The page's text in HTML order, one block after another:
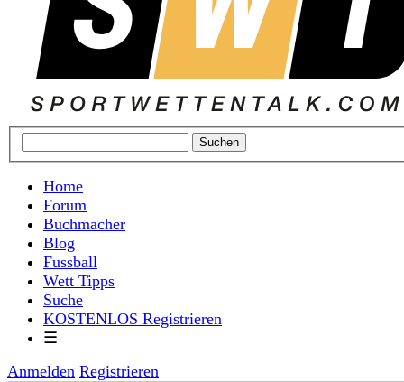
Home
Forum
Buchmacher
Blog
Fussball
Wett Tipps
Suche
KOSTENLOS Registrieren
☰
Anmelden Registrieren